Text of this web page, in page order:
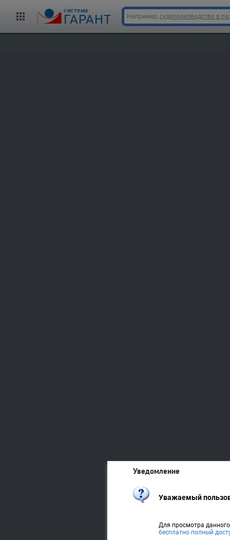
cистема
ГАРАНТ Например, судопроизводство в
Уведомление
Уважаемый
Для просмотра
бесплатно полный